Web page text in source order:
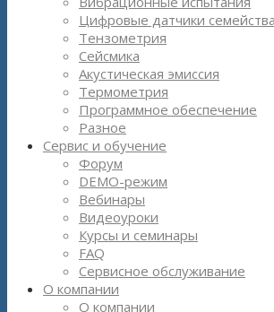
Цифровые датчики
Тензометрия
Сейсмика
Акустическая эмиссия
Термометрия
Программное обеспечение
Разное
Сервис и обучение
Форум
DEMO-режим
Вебинары
Видеоуроки
Курсы и семинары
FAQ
Сервисное обслуживание
О компании
О компании